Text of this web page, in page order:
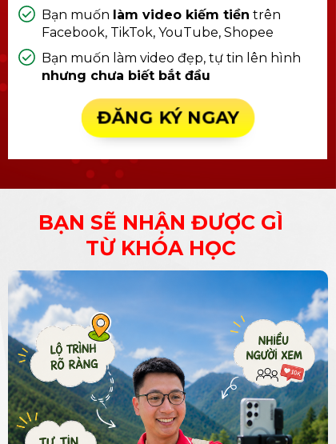
ĐĂNG KÝ NGAY
Bạn muốn làm video kiếm tiền trên
Facebook, TikTok, YouTube, Shopee
Bạn muốn làm video đẹp, tự tin lên hình
nhưng chưa biết bắt đầu
BẠN SẼ NHẬN ĐƯỢC GÌ
TỪ KHÓA HỌC